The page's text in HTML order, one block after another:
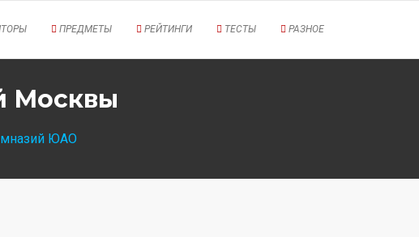
ПРЕДМЕТЫ РЕЙТИНГИ ТЕСТЫ РАЗНОЕ
Москвы
ЮАО